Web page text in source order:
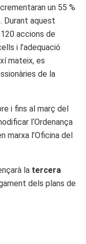
un 55 %
Durant aquest
accions de
i l’adequació
mateix, es
de la
i fins al març del
l‘Ordenança
marxa l’Oficina del
la tercera
dels plans de